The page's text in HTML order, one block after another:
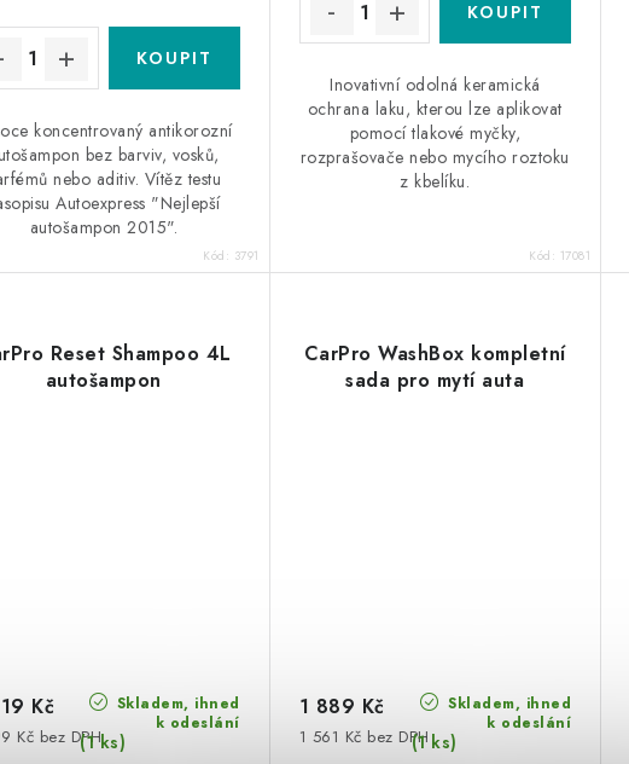
koncentrovaný antikorozní
bez barviv, vosků,
nebo aditiv. Vítěz testu
Autoexpress "Nejlepší
autošampon 2015".
Kód: 3791
Inovativní odolná keramická
ochrana laku, kterou lze aplikovat
pomocí tlakové myčky,
rozprašovače nebo mycího roztoku
z kbelíku.
Kód: 17081
Reset Shampoo 4L
autošampon
Skladem, ihned
k odeslání
(1 ks)
Kč bez DPH
Kč
CarPro WashBox kompletní
sada pro mytí auta
Skladem, ihned
k odeslání
(1 ks)
1 561 Kč bez DPH
1 889 Kč